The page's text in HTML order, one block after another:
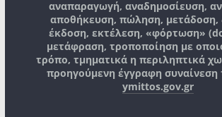
αναπαραγωγή, αναδημοσίευση,
αποθήκευση, πώληση, μετάδοση,
έκδοση, εκτέλεση, «φόρτωση»
μετάφραση, τροποποίηση με
τρόπο, τμηματικά η περιληπτικά
προηγούμενη έγγραφη συναίνεση
ymittos.gov.gr